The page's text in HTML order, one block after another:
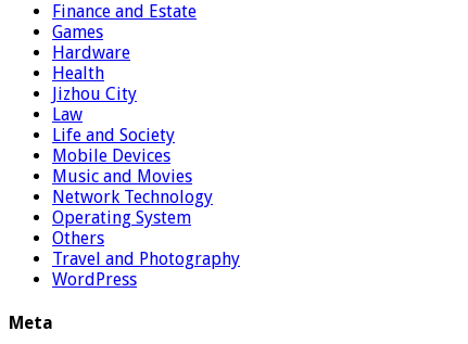
Finance and Estate
Games
Hardware
Health
Jizhou City
Law
Life and Society
Mobile Devices
Music and Movies
Network Technology
Operating System
Others
Travel and Photography
WordPress
Meta